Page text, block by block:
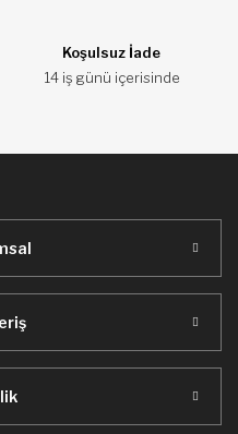
Koşulsuz İade
14 iş günü içerisinde